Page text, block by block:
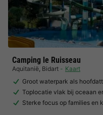
Camping le Ruisseau
Aquitanië, Bidart
Kaart
Groot waterpark als
Toplocatie vlak bij oceaan
Sterke focus op families en